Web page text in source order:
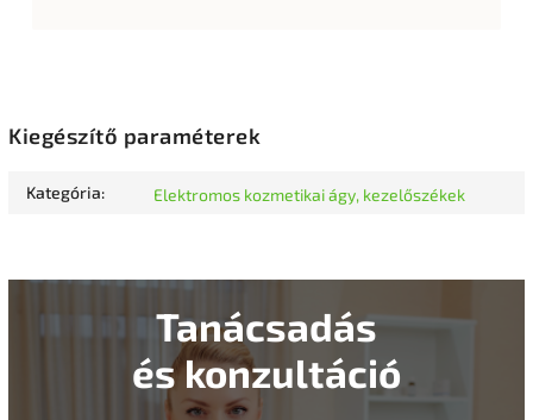
Kiegészítő paraméterek
Kategória: Elektromos kozmetikai ágy, kezelőszékek
Tanácsadás
és konzultáció